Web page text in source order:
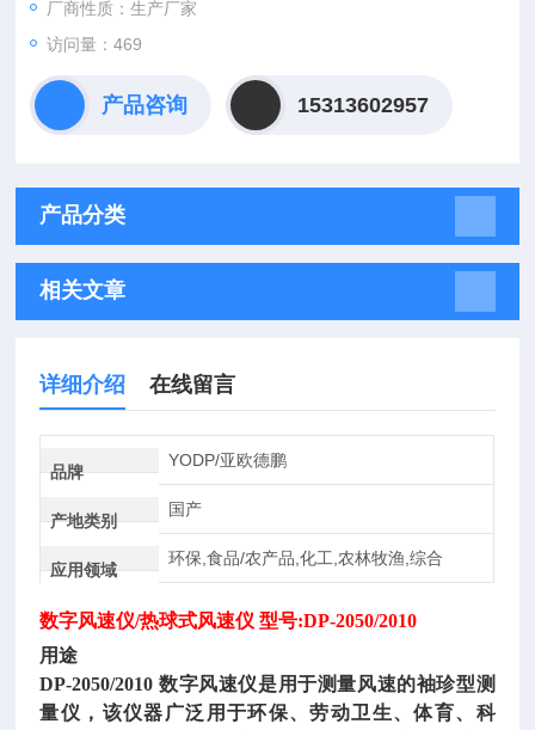
厂商性质：生产厂家
访问量：469
产品咨询 15313602957
产品分类
相关文章
详细介绍 在线留言
品牌
YODP/亚欧德鹏
产地类别
国产
应用领域
环保,食品/农产品,化工,农林牧渔,综合
数字风速仪/热球式风速仪 型号:DP-2050/2010
用途
DP-2050/2010数字风速仪是用于测量风速的袖珍型测
量仪，该仪器广泛用于环保、劳动卫生、体育、科